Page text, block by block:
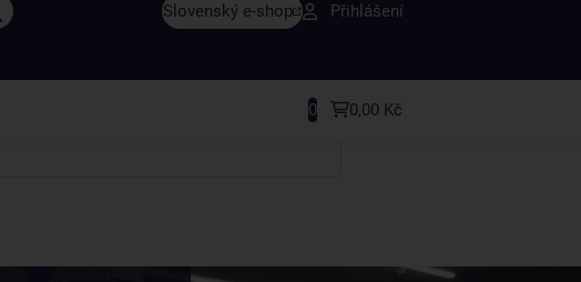
Slovenský e-shop Přihlášení
0 0,00 Kč